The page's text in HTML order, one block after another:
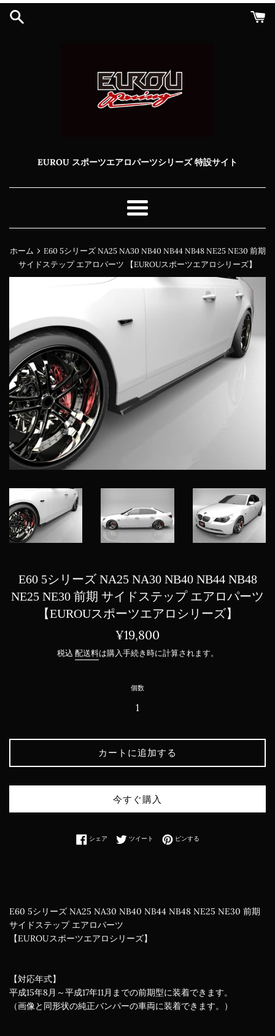
コ
EUROU スポーツエアロパーツシリーズ 特設サイト
メ
ニ
ー
ホーム › E60 5シリーズ NA25 NA30 NB40 NB44 NB48 NE25 NE30 前期
サイドステップ エアロパーツ 【EUROUスポーツエアロシリーズ】
E60 5シリーズ NA25 NA30 NB40 NB44 NB48
NE25 NE30 前期 サイドステップ エアロパーツ
【EUROUスポーツエアロシリーズ】
通
価
¥19,800
税込 配送料は購入手続き時に計算されます。
個数
カートに追加する
今すぐ購入
シェアFacebookでシェアする
ツイート Twitterに投稿する
ピンするPinterestでピンする
E60 5シリーズ NA25 NA30 NB40 NB44 NB48 NE25 NE30 前期
サイドステップ エアロパーツ
【EUROUスポーツエアロシリーズ】
【対応年式】
平成15年8月～平成17年11月までの前期型に装着できます。
（画像と同形状の純正バンパーの車両に装着できます。）